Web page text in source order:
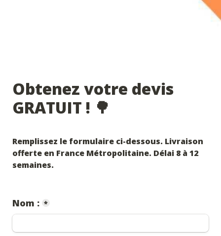
Obtenez votre devis
GRATUIT ! 🌳
Remplissez le formulaire ci-dessous. Livraison
offerte en France Métropolitaine. Délai 8 à 12
Nom : *